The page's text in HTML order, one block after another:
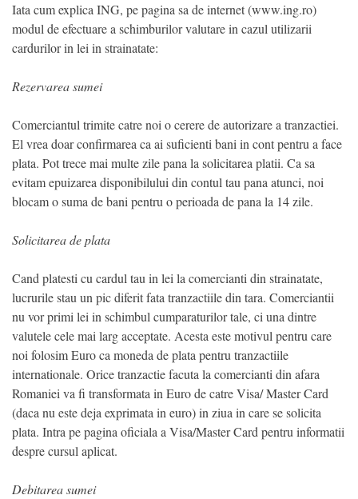
Iata cum explica ING, pe pagina sa de internet (www.ing.ro)
modul de efectuare a schimburilor valutare in cazul utilizarii
cardurilor in lei in strainatate:
Rezervarea sumei
Comerciantul trimite catre noi o cerere de autorizare a tranzactiei.
El vrea doar confirmarea ca ai suficienti bani in cont pentru a face
plata. Pot trece mai multe zile pana la solicitarea platii. Ca sa
evitam epuizarea disponibilului din contul tau pana atunci, noi
blocam o suma de bani pentru o perioada de pana la 14 zile.
Solicitarea de plata
Cand platesti cu cardul tau in lei la comercianti din strainatate,
lucrurile stau un pic diferit fata tranzactiile din tara. Comerciantii
nu vor primi lei in schimbul cumparaturilor tale, ci una dintre
valutele cele mai larg acceptate. Acesta este motivul pentru care
noi folosim Euro ca moneda de plata pentru tranzactiile
internationale. Orice tranzactie facuta la comercianti din afara
Romaniei va fi transformata in Euro de catre Visa/ Master Card
(daca nu este deja exprimata in euro) in ziua in care se solicita
plata. Intra pe pagina oficiala a Visa/Master Card pentru informatii
despre cursul aplicat.
Debitarea sumei